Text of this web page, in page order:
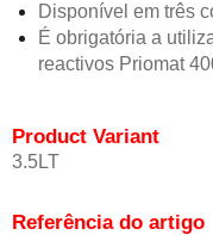
Disponível em três
É obrigatória a
reactivos Priomat
Product Variant
3.5LT
Referência do artigo